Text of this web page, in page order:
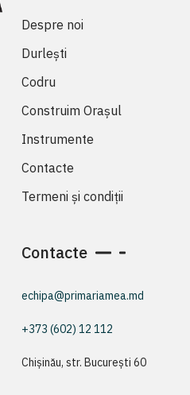
Despre noi
Durlești
Codru
Construim Orașul
Instrumente
Contacte
Termeni și condiții
Contacte
echipa@primariamea.md
+373 (602) 12 112
Chișinău, str. București 60